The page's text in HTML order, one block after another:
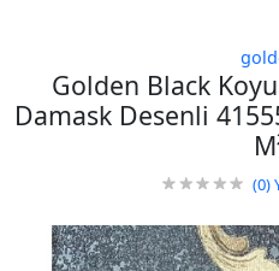
Golden Black
Damask Desenli
(0)